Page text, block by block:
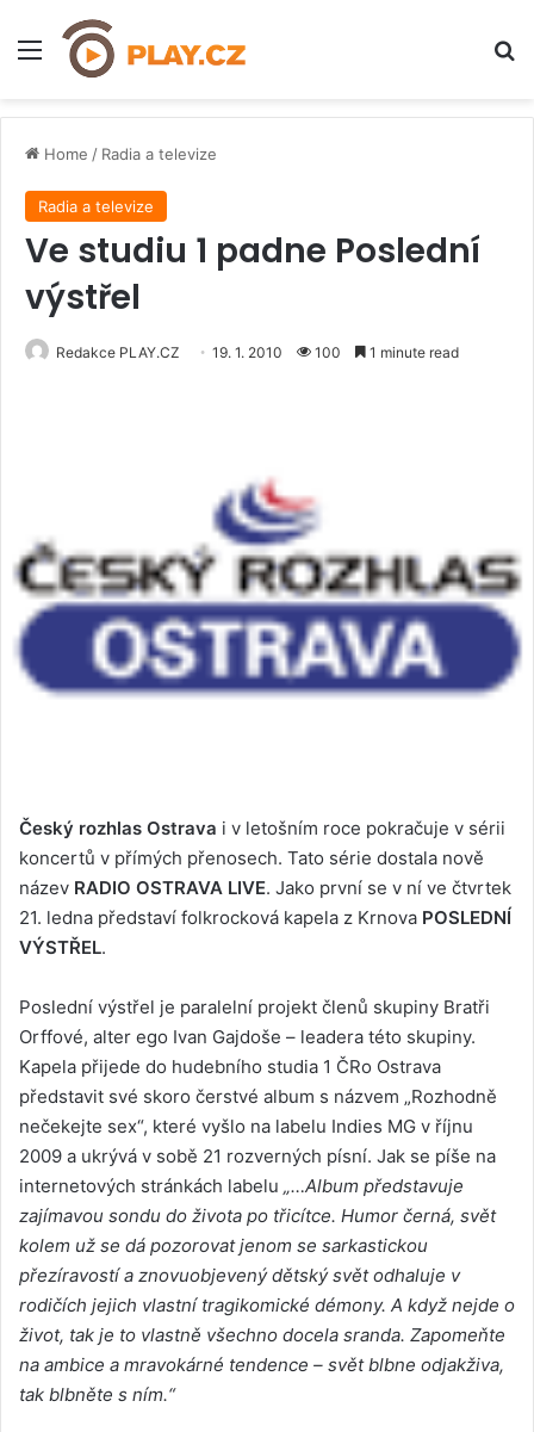
Menu
Home / Radia a televize
Radia a televize
Ve studiu 1 padne Poslední
výstřel
Redakce PLAY.CZ 19. 1. 2010 100 1 minute read
Český rozhlas Ostrava i v letošním roce pokračuje v sérii
koncertů v přímých přenosech. Tato série dostala nově
název RADIO OSTRAVA LIVE. Jako první se v ní ve čtvrtek
21. ledna představí folkrocková kapela z Krnova POSLEDNÍ
VÝSTŘEL.
Poslední výstřel je paralelní projekt členů skupiny Bratři
Orffové, alter ego Ivan Gajdoše – leadera této skupiny.
Kapela přijede do hudebního studia 1 ČRo Ostrava
představit své skoro čerstvé album s názvem „Rozhodně
nečekejte sex“, které vyšlo na labelu Indies MG v říjnu
2009 a ukrývá v sobě 21 rozverných písní. Jak se píše na
internetových stránkách labelu „…Album představuje
zajímavou sondu do života po třicítce. Humor černá, svět
kolem už se dá pozorovat jenom se sarkastickou
přezíravostí a znovuobjevený dětský svět odhaluje v
rodičích jejich vlastní tragikomické démony. A když nejde o
život, tak je to vlastně všechno docela sranda. Zapomeňte
na ambice a mravokárné tendence – svět blbne odjakživa,
tak blbněte s ním.“